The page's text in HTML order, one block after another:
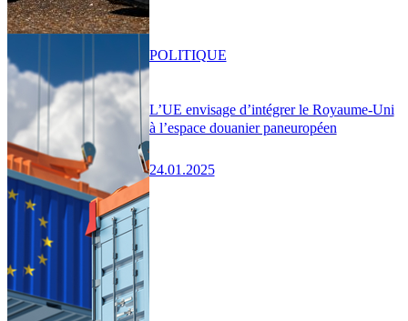
L’UE envisage d’intégrer le Royaume-Uni
à l’espace douanier paneuropéen
24.01.2025
POLITIQUE